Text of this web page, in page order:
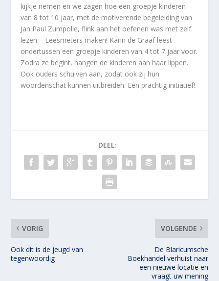
kijkje nemen en we zagen hoe een groepje kinderen
van 8 tot 10 jaar, met de motiverende begeleiding van
Jan Paul Zumpolle, flink aan het oefenen was met zelf
lezen – Leesmeters maken! Karin de Graaf leest
ondertussen een groepje kinderen van 4 tot 7 jaar voor.
Zodra ze begint, hangen de kinderen aan haar lippen.
Ook ouders schuiven aan, zodat ook zij hun
woordenschat kunnen uitbreiden. Een prachtig initiatief!
DEEL:
VORIG
Ook dit is de jeugd van
tegenwoordig
VOLGENDE
De Blaricumsche
Boekhandel verhuist naar
een nieuwe locatie en
vraagt uw mening